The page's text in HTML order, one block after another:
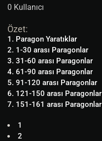
0 Kullanıcı
Özet:
1. Paragon Yaratıklar
2. 1-30 arası Paragonlar
3. 31-60 arası Paragonlar
4. 61-90 arası Paragonlar
5. 91-120 arası Paragonlar
6. 121-150 arası Paragonlar
7. 151-161 arası Paragonlar
1
2